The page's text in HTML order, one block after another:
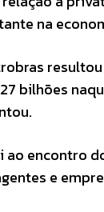
na
bilhões
encontro
e